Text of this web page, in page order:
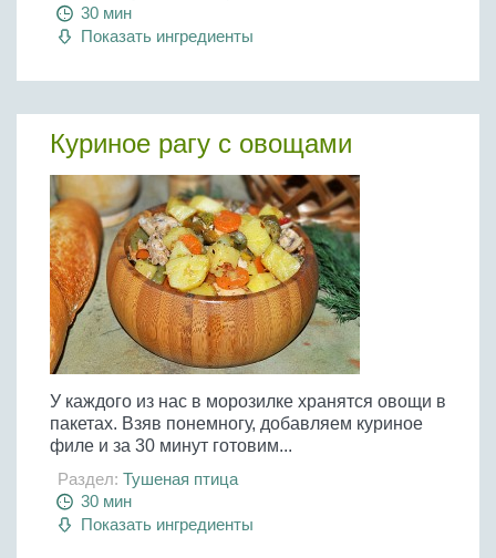
Бобовые
Яйца
Крупы
30 мин
Показать ингредиенты
Куриное рагу с овощами
У каждого из нас в морозилке хранятся овощи в
пакетах. Взяв понемногу, добавляем куриное
филе и за 30 минут готовим...
Раздел: Тушеная птица
30 мин
Показать ингредиенты